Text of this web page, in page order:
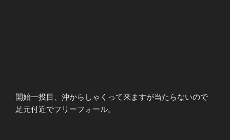
開始一投目、沖からしゃくって来ますが当たらないので
足元付近でフリーフォール。